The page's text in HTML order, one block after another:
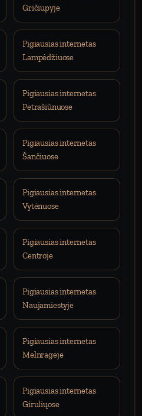
Gričiupyje
Pigiausias internetas
Lampėdžiuose
Pigiausias internetas
Petrašiūnuose
Pigiausias internetas
Šančiuose
Pigiausias internetas
Vytėnuose
Pigiausias internetas
Centroje
Pigiausias internetas
Naujamiestyje
Pigiausias internetas
Melnragėje
Pigiausias internetas
Giruliųose